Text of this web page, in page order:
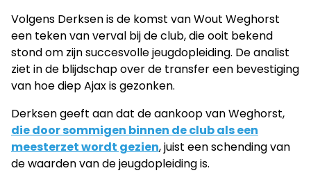
Volgens Derksen is de komst van Wout Weghorst
een teken van verval bij de club, die ooit bekend
stond om zijn succesvolle jeugdopleiding. De analist
ziet in de blijdschap over de transfer een bevestiging
van hoe diep Ajax is gezonken.
Derksen geeft aan dat de aankoop van Weghorst,
die door sommigen binnen de club als een
meesterzet wordt gezien, juist een schending van
de waarden van de jeugdopleiding is.